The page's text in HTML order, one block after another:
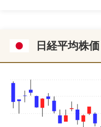
日経平均株価